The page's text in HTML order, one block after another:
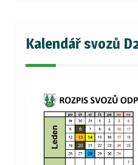
Kalendář svozů